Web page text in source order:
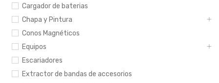
Cargador de baterias
Chapa y Pintura
Conos Magnéticos
Equipos
Escariadores
Extractor de bandas de accesorios